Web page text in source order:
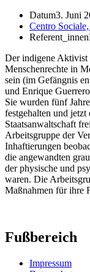
Datum3. Juni
Centro
Referent_innen
Der indigene
Menschenrechte in
sein (im Gefängnis
und Enrique
Sie wurden fünf
festgehalten und
Staatsanwaltschaft
Arbeitsgruppe der
Inhaftierungen
die angewandten
der physische und
waren. Die
Maßnahmen für ihre
Fußbereich
Impressum